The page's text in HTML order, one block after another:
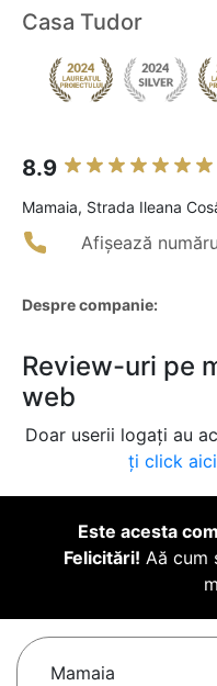
Casa Tudor
8.9
Mamaia, Strada Ileana
Afișează
Despre companie:
Review-uri pe
web
Doar userii logați au
ți click
Este acesta
Felicitări! Aă cum
Mamaia